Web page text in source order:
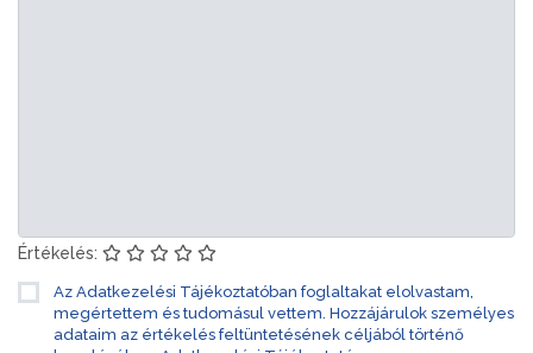
Értékelés:
Az Adatkezelési Tájékoztatóban foglaltakat elolvastam,
megértettem és tudomásul vettem. Hozzájárulok személyes
adataim az értékelés feltüntetésének céljából történő